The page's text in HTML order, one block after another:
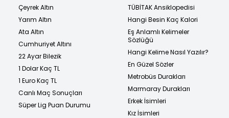
Çeyrek Altın
Yarım Altın
Ata Altın
Cumhuriyet Altını
22 Ayar Bilezik
1 Dolar Kaç TL
1 Euro Kaç TL
Canlı Maç Sonuçları
Süper Lig Puan Durumu
TÜBİTAK Ansiklopedisi
Hangi Besin Kaç Kalori
Eş Anlamlı Kelimeler
Sözlüğü
Hangi Kelime Nasıl Yazılır?
En Güzel Sözler
Metrobüs Durakları
Marmaray Durakları
Erkek İsimleri
Kız İsimleri